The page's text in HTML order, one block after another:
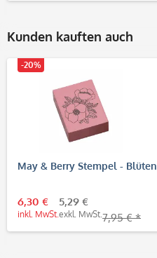
Kunden kauften auch
-20%
May & Berry Stempel - Blüten
6,30 €
inkl. MwSt.
5,29 €
exkl. MwSt. 7,95 € *